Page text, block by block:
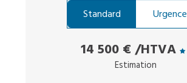
Standard Urgence
14 500 € /HTVA
Estimation